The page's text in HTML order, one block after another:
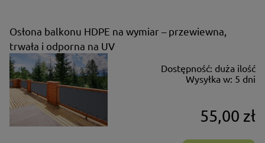
Osłona balkonu HDPE na wymiar – przewiewna,
trwała i odporna na UV
Dostępność: duża ilość
Wysyłka w: 5 dni
55,00 zł